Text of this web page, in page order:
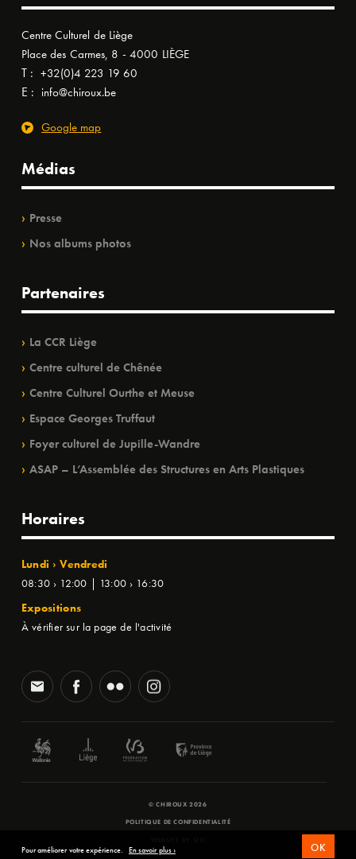
Centre Culturel de Liège
Place des Carmes, 8 - 4000 LIÈGE
T : +32(0)4 223 19 60
E : info@chiroux.be
Google map
Médias
Presse
Nos albums photos
Partenaires
La CCR Liège
Centre culturel de Chênée
Centre Culturel Ourthe et Meuse
Espace Georges Truffaut
Foyer culturel de Jupille-Wandre
ASAP – L’Assemblée des Structures en Arts Plastiques
Horaires
Lundi › Vendredi
08:30 › 12:00 | 13:00 › 16:30
Expositions
À vérifier sur la page de l'activité
© CHIROUX 2026
POLITIQUE DE CONFIDENTIALITÉ
Pour améliorer votre expérience. En savoir plus › OK